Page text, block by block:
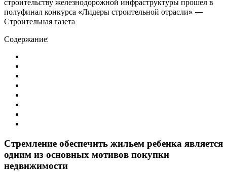
Содержание:
Стремление обеспечить жильем ребенка является
одним из основных мотивов покупки
недвижимости